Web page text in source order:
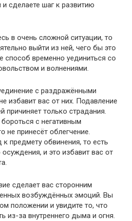
сделаете шаг к развитию
в очень сложной ситуации, то
выйти из ней, чего бы это
способ временно уединиться со
и волнениями.
с раздражёнными
избавит вас от них. Подавление
причиняет только страдания.
с негативным
не принесёт облегчение.
предмету обвинения, то есть
и это избавит вас от
сделает вас сторонним
возбуждённых эмоций. Вы
положении и увидите то, что
из-за внутреннего дыма и огня.